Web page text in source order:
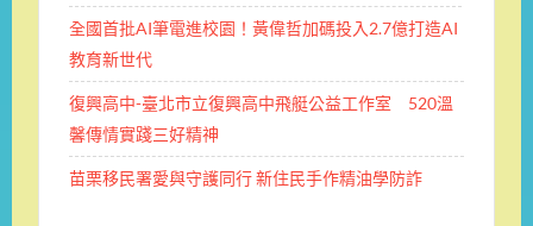
全國首批AI筆電進校園！黃偉哲加碼投入2.7億打造AI
教育新世代
復興高中-臺北市立復興高中飛艇公益工作室 520溫
馨傳情實踐三好精神
苗栗移民署愛與守護同行 新住民手作精油學防詐